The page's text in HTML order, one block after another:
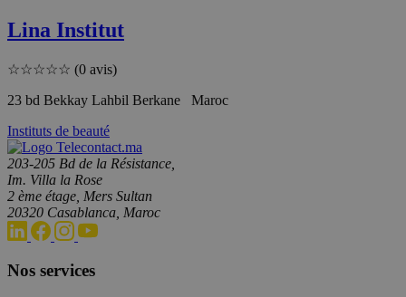
Lina Institut
☆☆☆☆☆ (0 avis)
23 bd Bekkay Lahbil Berkane Maroc
Instituts de beauté
203-205 Bd de la Résistance,
Im. Villa la Rose
2 ème étage, Mers Sultan
20320 Casablanca, Maroc
Nos services